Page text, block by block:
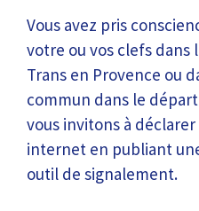
Vous avez pris
votre ou vos clefs dans
Trans en Provence ou
commun dans le
vous invitons à
internet en publiant
outil de signalement.